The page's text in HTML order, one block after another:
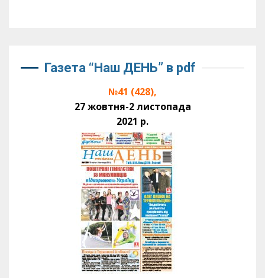
Газета “Наш ДЕНЬ” в pdf
№41 (428),
27 жовтня-2 листопада
2021 р.